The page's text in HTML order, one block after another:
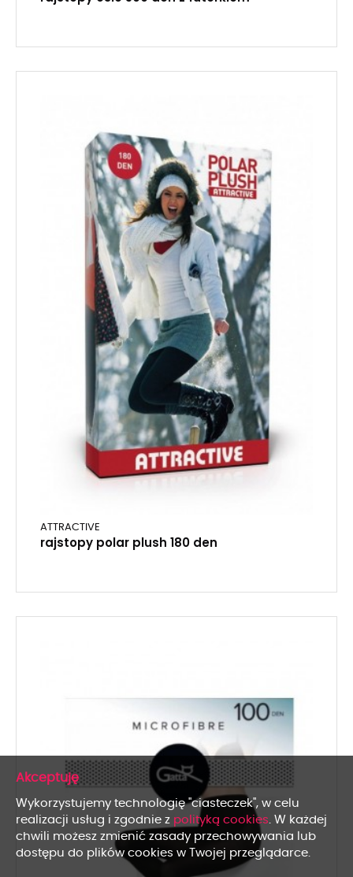
ATTRACTIVE
rajstopy polar plush 180 den
x
Wykorzystujemy technologię "ciasteczek", w celu
realizacji usług i zgodnie z polityką cookies. W każdej
chwili możesz zmienić zasady przechowywania lub
dostępu do plików cookies w Twojej przeglądarce.